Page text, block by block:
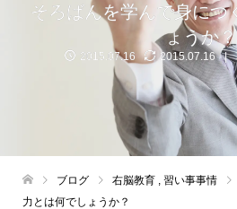
そろばんを学んで身につ
ょうか？
2015.07.16 2015.07.16
ブログ 右脳教育 習い事事情
力とは何でしょうか？